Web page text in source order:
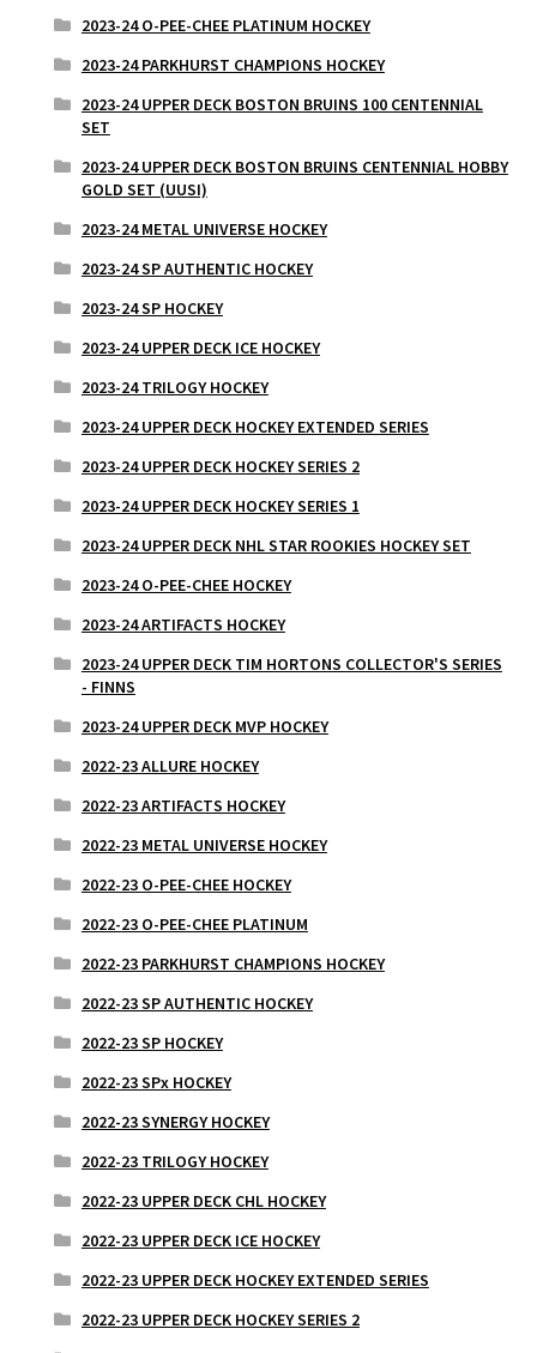
2023-24 O-PEE-CHEE PLATINUM HOCKEY
2023-24 PARKHURST CHAMPIONS HOCKEY
2023-24 UPPER DECK BOSTON BRUINS 100 CENTENNIAL
SET
2023-24 UPPER DECK BOSTON BRUINS CENTENNIAL HOBBY
GOLD SET (UUSI)
2023-24 METAL UNIVERSE HOCKEY
2023-24 SP AUTHENTIC HOCKEY
2023-24 SP HOCKEY
2023-24 UPPER DECK ICE HOCKEY
2023-24 TRILOGY HOCKEY
2023-24 UPPER DECK HOCKEY EXTENDED SERIES
2023-24 UPPER DECK HOCKEY SERIES 2
2023-24 UPPER DECK HOCKEY SERIES 1
2023-24 UPPER DECK NHL STAR ROOKIES HOCKEY SET
2023-24 O-PEE-CHEE HOCKEY
2023-24 ARTIFACTS HOCKEY
2023-24 UPPER DECK TIM HORTONS COLLECTOR'S SERIES
- FINNS
2023-24 UPPER DECK MVP HOCKEY
2022-23 ALLURE HOCKEY
2022-23 ARTIFACTS HOCKEY
2022-23 METAL UNIVERSE HOCKEY
2022-23 O-PEE-CHEE HOCKEY
2022-23 O-PEE-CHEE PLATINUM
2022-23 PARKHURST CHAMPIONS HOCKEY
2022-23 SP AUTHENTIC HOCKEY
2022-23 SP HOCKEY
2022-23 SPx HOCKEY
2022-23 SYNERGY HOCKEY
2022-23 TRILOGY HOCKEY
2022-23 UPPER DECK CHL HOCKEY
2022-23 UPPER DECK ICE HOCKEY
2022-23 UPPER DECK HOCKEY EXTENDED SERIES
2022-23 UPPER DECK HOCKEY SERIES 2